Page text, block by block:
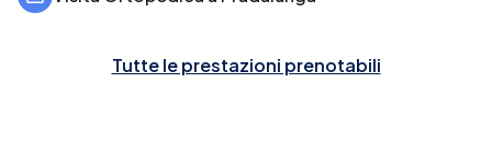
Tutte le prestazioni prenotabili